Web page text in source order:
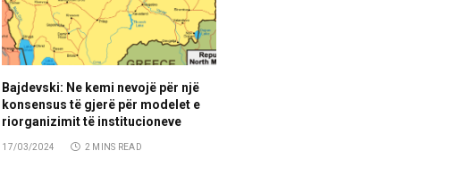
Bajdevski: Ne kemi nevojë për një
konsensus të gjerë për modelet e
riorganizimit të institucioneve
17/03/2024 2 MINS READ